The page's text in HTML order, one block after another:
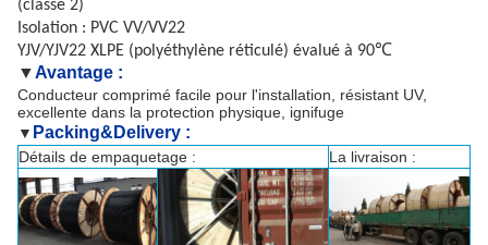
(classe 2)
Isolation : PVC VV/VV22
YJV/YJV22 XLPE (polyéthylène réticulé) évalué à 90℃
▼Avantage :
Conducteur comprimé facile pour l'installation, résistant UV,
excellente dans la protection physique, ignifuge
▼ Packing&Delivery :
Détails de empaquetage : La livraison :